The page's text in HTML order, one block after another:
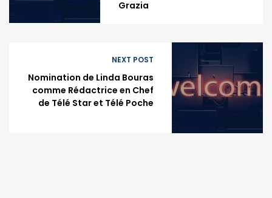
Grazia
NEXT POST
Nomination de Linda Bouras
comme Rédactrice en Chef
de Télé Star et Télé Poche